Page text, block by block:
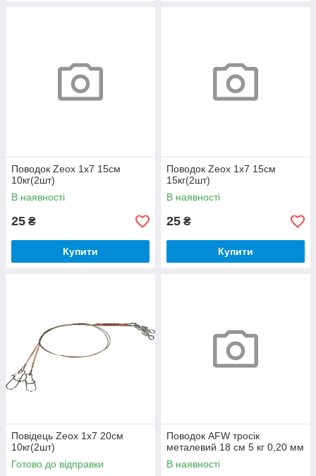
Поводок Zeox 1x7 15см
10кг(2шт)
В наявності
25 ₴
Купити
Поводок Zeox 1x7 15см
15кг(2шт)
В наявності
25 ₴
Купити
Повідець Zeox 1x7 20см
10кг(2шт)
Готово до відправки
Поводок AFW тросік
металевий 18 см 5 кг 0,20 мм
В наявності